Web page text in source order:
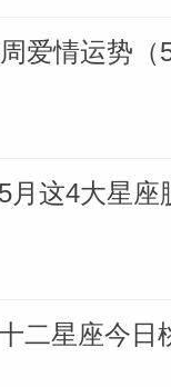
爱情运势（
月这4大星
二星座今日